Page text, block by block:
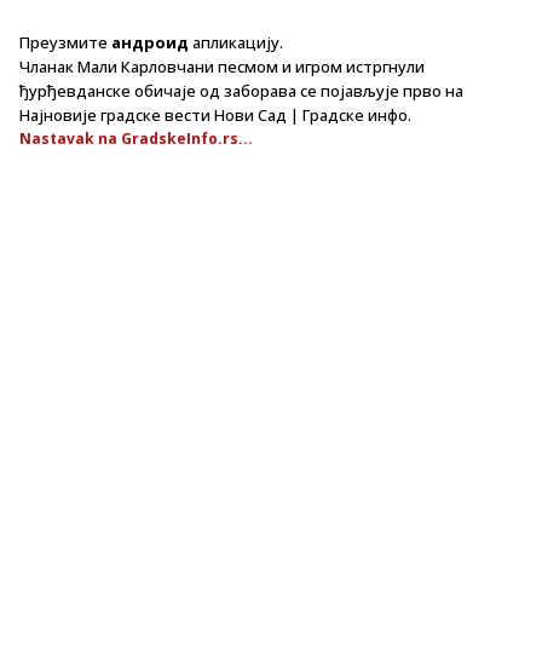
Преузмите андроид апликацију.
Чланак Мали Карловчани песмом и игром истргнули
ђурђевданске обичаје од заборава се појављује прво на
Најновије градске вести Нови Сад | Градске инфо.
Nastavak na GradskeInfo.rs...